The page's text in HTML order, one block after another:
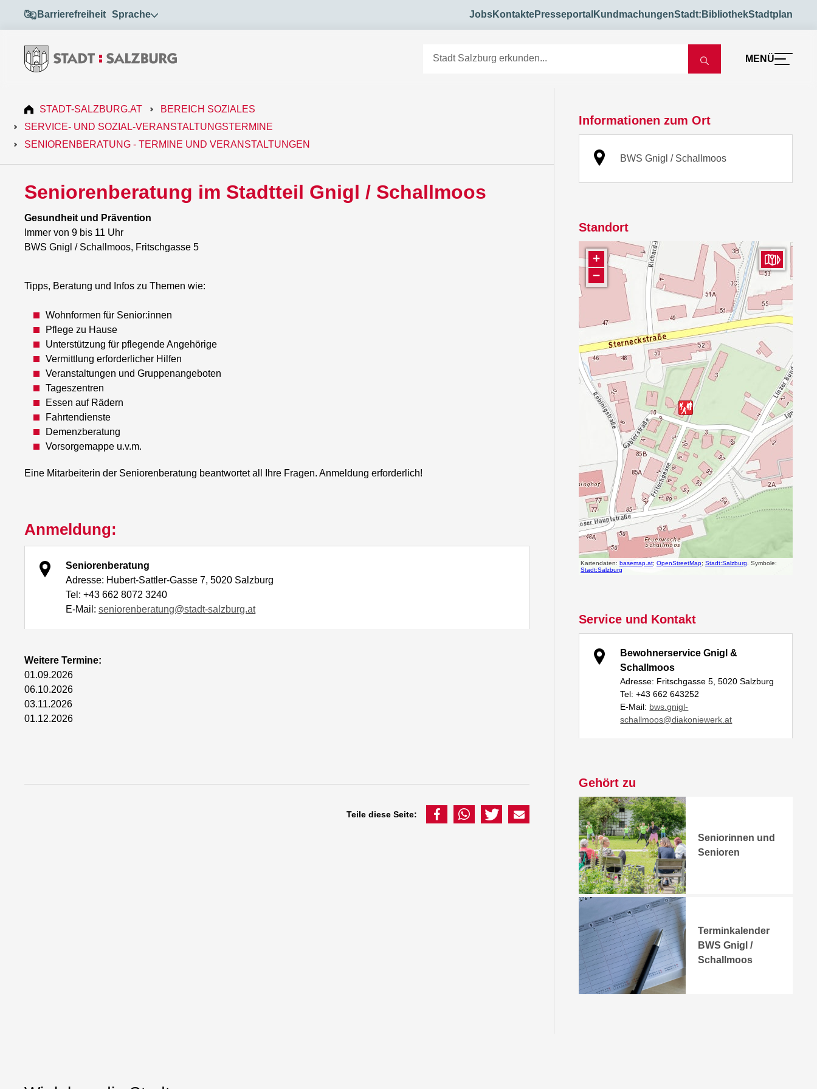
Barrierefreiheit Sprache JobsKontaktePresseportal KundmachungenStadt:BibliothekStadtplan
MENÜ
STADT-SALZBURG.AT
BEREICH SOZIALES
SERVICE- UND SOZIAL-VERANSTALTUNGSTERMINE
SENIORENBERATUNG - TERMINE UND VERANSTALTUNGEN
Seniorenberatung im Stadtteil Gnigl / Schallmoos
Gesundheit und Prävention
Immer von 9 bis 11 Uhr
BWS Gnigl / Schallmoos, Fritschgasse 5
Tipps, Beratung und Infos zu Themen wie:
Wohnformen für Senior:innen
Pflege zu Hause
Unterstützung für pflegende Angehörige
Vermittlung erforderlicher Hilfen
Veranstaltungen und Gruppenangeboten
Tageszentren
Essen auf Rädern
Fahrtendienste
Demenzberatung
Vorsorgemappe u.v.m.
Eine Mitarbeiterin der Seniorenberatung beantwortet all Ihre Fragen. Anmeldung erforderlich!
Anmeldung:
Seniorenberatung
Adresse: Hubert-Sattler-Gasse 7, 5020 Salzburg
Tel: +43 662 8072 3240
E-Mail:seniorenberatung@stadt-salzburg.at
Weitere Termine:
01.09.2026
06.10.2026
03.11.2026
01.12.2026
Teile diese Seite:
Informationen zum Ort
BWS Gnigl / Schallmoos
Standort
Service und Kontakt
Bewohnerservice Gnigl &
Schallmoos
Adresse: Fritschgasse 5, 5020 Salzburg
Tel: +43 662 643252
E-Mail: bws.gnigl-
schallmoos@diakoniewerk.at
Gehört zu
Seniorinnen und
Senioren
Terminkalender
BWS Gnigl /
Schallmoos